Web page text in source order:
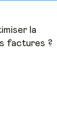
la
factures ?